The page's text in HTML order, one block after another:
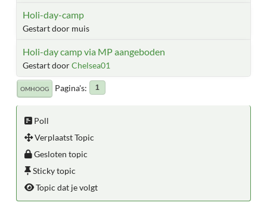
Holi-day-camp
Gestart door muis
Holi-day camp via MP aangeboden
Gestart doorChelsea01
OMHOOG Pagina's 1
Poll
Verplaatst Topic
Gesloten topic
Sticky topic
Topic dat je volgt